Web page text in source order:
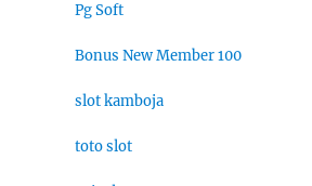
Pg Soft
Bonus New Member 100
slot kamboja
toto slot